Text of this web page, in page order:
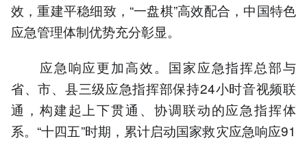
效，重建平稳细致，“一盘棋”高效配合，中国特色
应急管理体制优势充分彰显。
应急响应更加高效。国家应急指挥总部与
省、市、县三级应急指挥部保持24小时音视频联
通，构建起上下贯通、协调联动的应急指挥体
系。“十四五”时期，累计启动国家救灾应急响应91